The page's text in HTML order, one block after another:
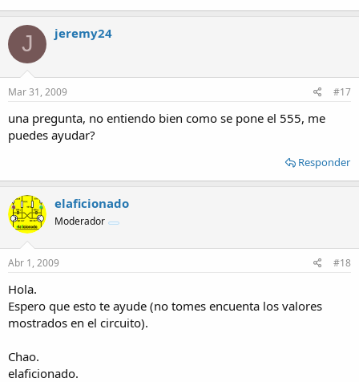
J jeremy24
Mar 31, 2009 #17
una pregunta, no entiendo bien como se pone el 555, me
puedes ayudar?
Responder
elaficionado
Moderador
Abr 1, 2009 #18
Hola.
Espero que esto te ayude (no tomes encuenta los valores
mostrados en el circuito).
Chao.
elaficionado.